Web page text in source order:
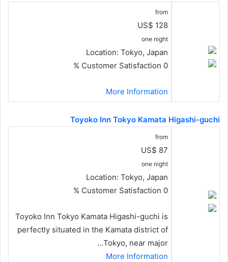
from
US$ 128
one night
Location: Tokyo, Japan
Customer Satisfaction 0 %
More Information
Toyoko Inn Tokyo Kamata Higashi-guchi
from
US$ 87
one night
Location: Tokyo, Japan
Customer Satisfaction 0 %
Toyoko Inn Tokyo Kamata Higashi-guchi is
perfectly situated in the Kamata district of
Tokyo, near major…
More Information